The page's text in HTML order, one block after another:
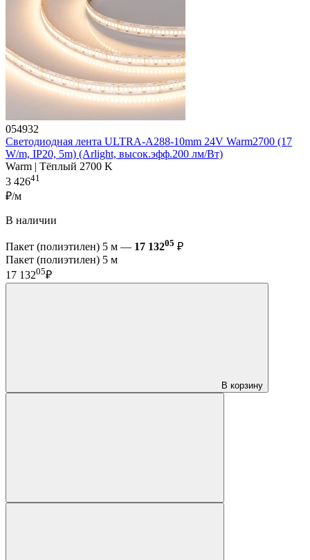
054932
Светодиодная лента ULTRA-A288-10mm 24V Warm2700 (17
W/m, IP20, 5m) (Arlight, высок.эфф.200 лм/Вт)
Warm | Тёплый 2700 K
3 42641
₽/м
В наличии
Пакет (полиэтилен) 5 м — 17 13205 ₽
Пакет (полиэтилен) 5 м
17 13205₽
В корзину